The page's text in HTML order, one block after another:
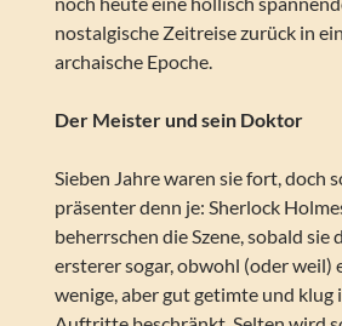
nostalgische Zeitreise zurück in
archaische Epoche.
Der Meister und sein Doktor
Sieben Jahre waren sie fort, doch
präsenter denn je: Sherlock
beherrschen die Szene, sobald sie
ersterer sogar, obwohl (oder weil)
wenige, aber gut getimte und klug